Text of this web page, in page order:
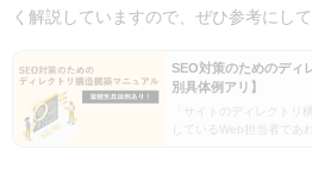
く解説していますので、ぜひ参考にして
SEO対策のためのディ
別具体例アリ】
「サイトのディレクトリ
しているWeb担当者であ